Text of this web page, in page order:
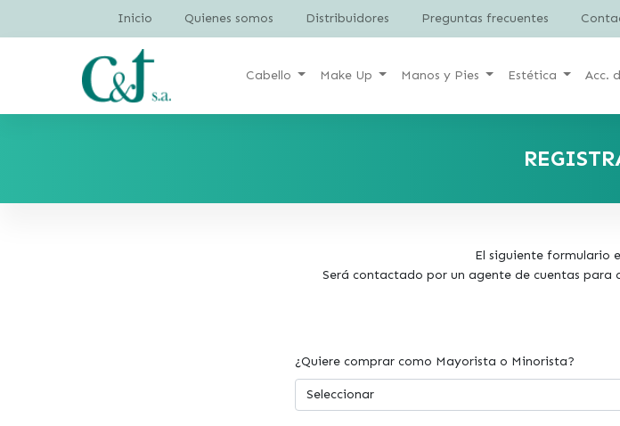
Inicio Quienes somos Distribuidores Preguntas frecuentes
Cabello Make Up Manos y Pies Estética Acc.
El siguiente formulario
Será contactado por un agente de cuentas para
¿Quiere comprar como Mayorista o Minorista?